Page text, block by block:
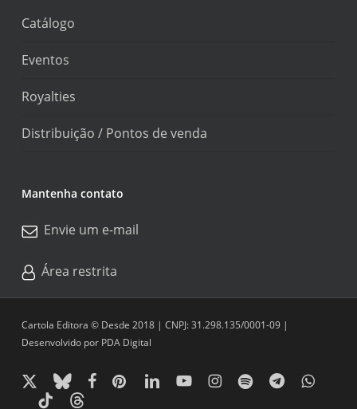
Catálogo
Eventos
Royalties
Distribuição / Pontos de venda
Mantenha contato
Envie um e-mail
Área restrita
Cartola Editora © Desde 2018 | CNPJ: 31.298.135/0001-09 |
Desenvolvido por PDA Digital
x-
twitter
bluesky facebookpinterestlinkedinyoutubeinstagram
spotify telegramwhatsapp
tiktok
threads